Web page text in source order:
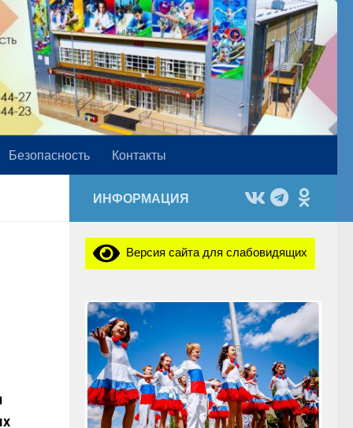
Безопасность Контакты
ИНФОРМАЦИЯ
Версия сайта для слабовидящих